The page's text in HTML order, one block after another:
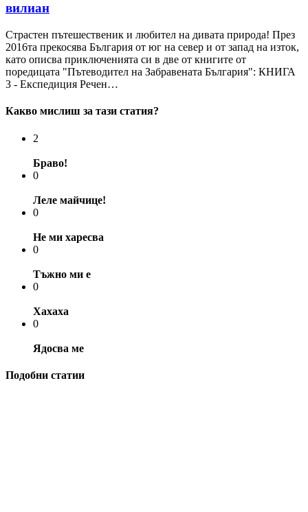
вилиан
Страстен пътешественик и любител на дивата природа! През
2016та прекосява България от юг на север и от запад на изток,
като описва приключенията си в две от книгите от
поредицата "Пътеводител на Забравената България": КНИГА
3 - Експедиция Речен…
Какво мислиш за тази статия?
2
Браво!
0
Леле майчице!
0
Не ми харесва
0
Тъжно ми е
0
Хахаха
0
Ядосва ме
Подобни статии